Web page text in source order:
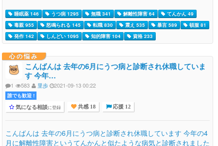
睡眠薬 146 うつ病 1295 無職 341 解離性障害 64
てんかん 49
毒親 955
怒鳴られる 145 転職 830 震え 535 暴言 589
頓服 81
発作 142
しんどい 1095 知的障害 104 資格 233
心の悩み
こんばんは 去年の6月にうつ病と診断され休職していま
す 今年…
1 583 里歩 2021-09-13 00:22
誰でも歓迎 !
気になる相談に登録 共感 18 応援 12
こんばんは 去年の6月にうつ病と診断され休職しています 今年の4
月に解離性障害というてんかんと似たような病気と診断されました